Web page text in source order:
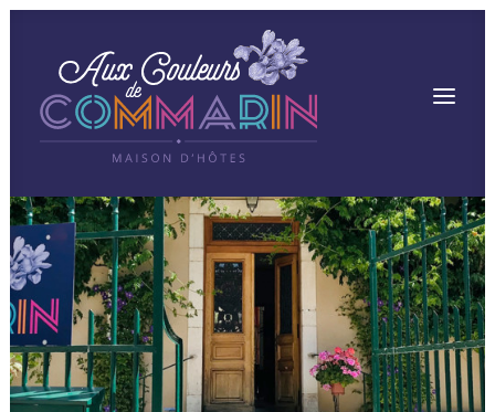
La maison
Chambres & suite Rooftop
La table de Juliette
Tarifs & réservations
Tourisme
Contact & infos pratiques